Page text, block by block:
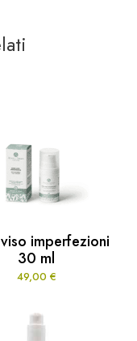
imperfezioni
30 ml
49,00 €